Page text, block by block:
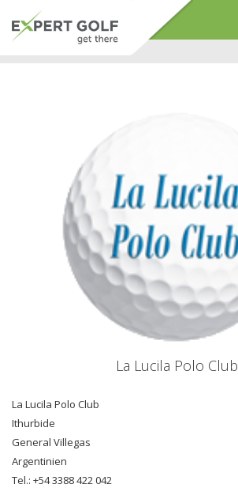
La Lucila Polo Club
La Lucila Polo Club
Ithurbide
General Villegas
Argentinien
Tel.: +54 3388 422 042